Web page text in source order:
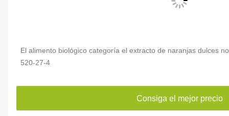
El alimento biológico categoría el extracto de naranjas dulces
520-27-4
Consiga el mejor precio